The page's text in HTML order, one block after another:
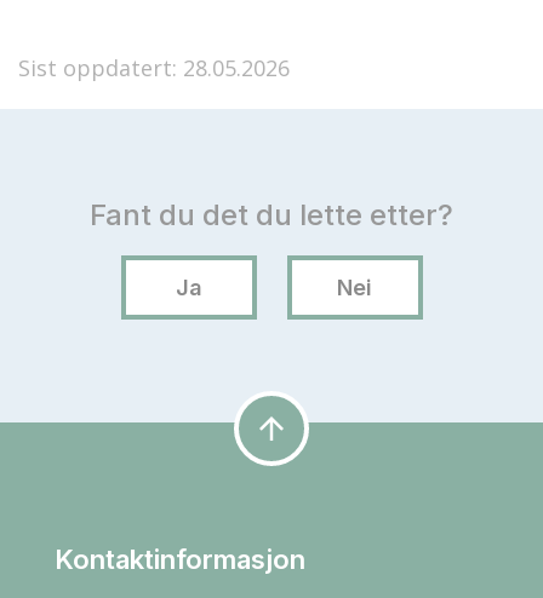
Sist oppdatert: 28.05.2026
arrow_upward
Kontaktinformasjon